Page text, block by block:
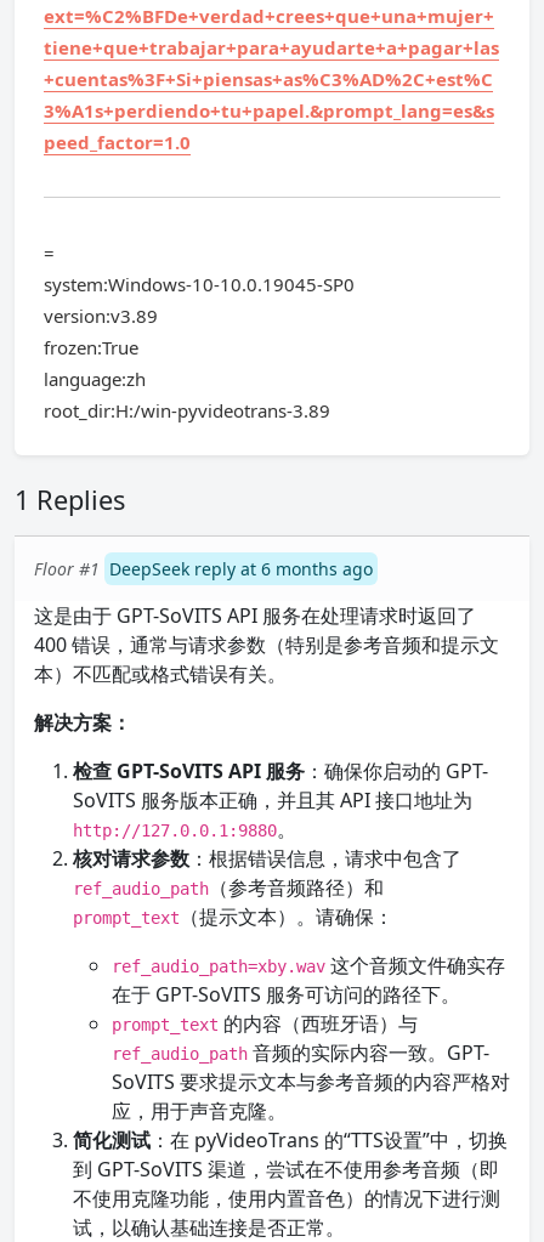
ext=%C2%BFDe+verdad+crees+que+una+mujer+
tiene+que+trabajar+para+ayudarte+a+pagar+las
+cuentas%3F+Si+piensas+as%C3%AD%2C+est%C
3%A1s+perdiendo+tu+papel.&prompt_lang=es&s
peed_factor=1.0
=
system:Windows-10-10.0.19045-SP0
version:v3.89
frozen:True
language:zh
root_dir:H:/win-pyvideotrans-3.89
1 Replies
Floor #1 DeepSeek reply at 6 months ago
这是由于 GPT-SoVITS API 服务在处理请求时返回了
400 错误，通常与请求参数（特别是参考音频和提示文
本）不匹配或格式错误有关。
解决方案：
检查 GPT-SoVITS API 服务 ：确保你启动的 GPT-
SoVITS 服务版本正确，并且其 API 接口地址为
http://127.0.0.1:9880。
核对请求参数 ：根据错误信息，请求中包含了
ref_audio_path （参考音频路径）和
prompt_text （提示文本）。请确保：
ref_audio_path=xby.wav 这个音频文件确实存
在于 GPT-SoVITS 服务可访问的路径下。
prompt_text 的内容（西班牙语）与
ref_audio_path 音频的实际内容一致。GPT-
SoVITS 要求提示文本与参考音频的内容严格对
应，用于声音克隆。
简化测试 ：在 pyVideoTrans 的“TTS设置”中，切换
到 GPT-SoVITS 渠道，尝试在不使用参考音频（即
不使用克隆功能，使用内置音色）的情况下进行测
试，以确认基础连接是否正常。